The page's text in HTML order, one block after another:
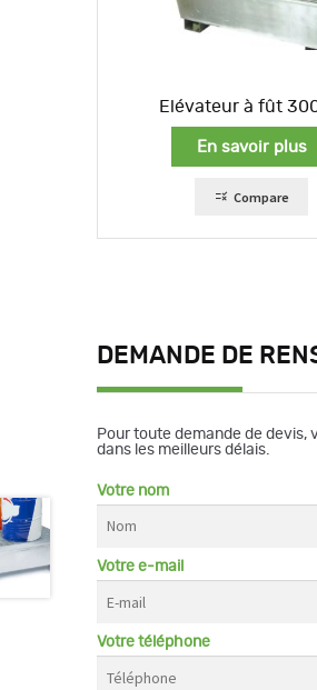
Elévateur à fût
En savoir plus
Compare
DEMANDE DE
Pour toute demande de devis,
dans les meilleurs délais.
Votre nom
Votre e-mail
Votre téléphone